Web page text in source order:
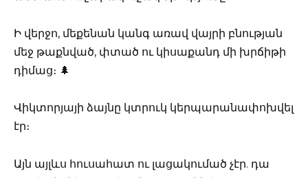
Ի վերջո, մեքենան կանգ առավ վայրի բնության
մեջ թաքնված, փտած ու կիսաքանդ մի խրճիթի
դիմաց։ 🌲
Վիկտորյայի ձայնը կտրուկ կերպարանափոխվել
էր։
Այն այլևս հուսահատ ու լացակումած չէր. դա